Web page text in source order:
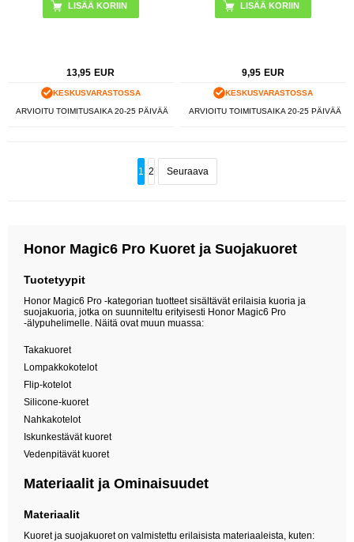
LISÄÄ KORIIN
13,95 EUR
KESKUSVARASTOSSA
ARVIOITU TOIMITUSAIKA 20-25 PÄIVÄÄ
9,95 EUR
KESKUSVARASTOSSA
ARVIOITU TOIMITUSAIKA 20-25 PÄIVÄÄ
1 2 Seuraava
Honor Magic6 Pro Kuoret ja Suojakuoret
Tuotetyypit
Honor Magic6 Pro -kategorian tuotteet sisältävät erilaisia kuoria ja
suojakuoria, jotka on suunniteltu erityisesti Honor Magic6 Pro
-älypuhelimelle. Näitä ovat muun muassa:
Takakuoret
Lompakkokotelot
Flip-kotelot
Silicone-kuoret
Nahkakotelot
Iskunkestävät kuoret
Vedenpitävät kuoret
Materiaalit ja Ominaisuudet
Materiaalit
Kuoret ja suojakuoret on valmistettu erilaisista materiaaleista, kuten: